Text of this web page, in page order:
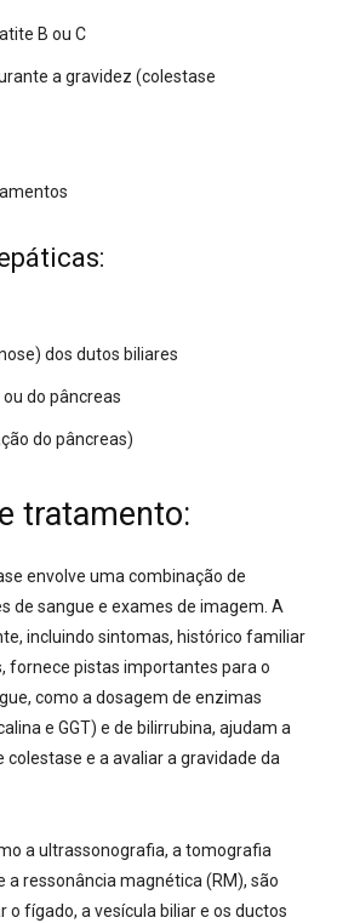
B ou C
a gravidez (colestase
dos dutos biliares
do pâncreas
do pâncreas)
tratamento:
envolve uma combinação de
de sangue e exames de imagem. A
incluindo sintomas, histórico familiar
fornece pistas importantes para o
como a dosagem de enzimas
e GGT) e de bilirrubina, ajudam a
e a avaliar a gravidade da
a ultrassonografia, a tomografia
a ressonância magnética (RM), são
o fígado, a vesícula biliar e os ductos